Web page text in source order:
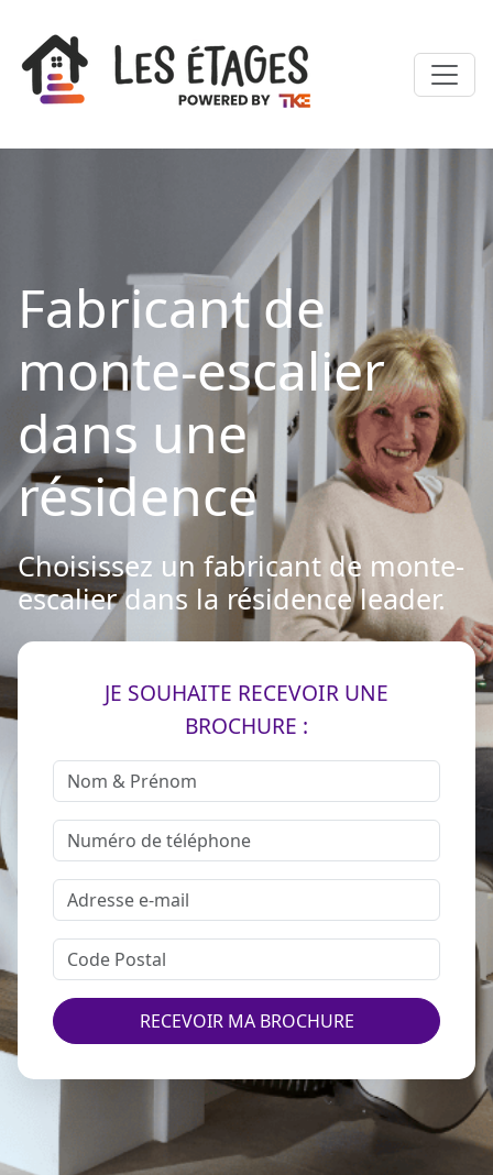
Fabricant de
monte-escalier
dans une
résidence
Choisissez un fabricant de monte-
escalier dans la résidence leader.
JE SOUHAITE RECEVOIR UNE
BROCHURE :
RECEVOIR MA BROCHURE